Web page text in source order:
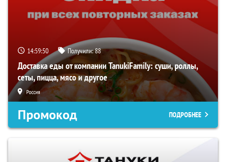
14:59:49 Получили:88
Доставка еды от компании TanukiFamily: суши, роллы,
сеты, пицца, мясо и другое
Россия
Промокод ПОДРОБНЕЕ